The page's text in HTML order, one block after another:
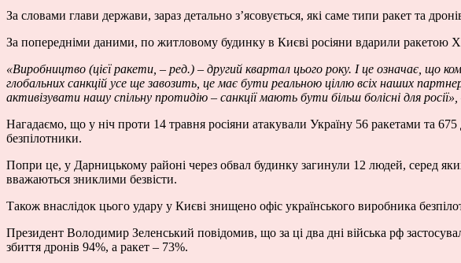
За словами глави держави, зараз детально з’ясовується, які саме типи ракет та
За попередніми даними, по житловому будинку в Києві росіяни вдарили ракетою
«Виробництво (цієї ракети, – ред.) – другий квартал цього року. І це означає, що
глобальних санкцій усе ще завозить, це має бути реальною ціллю всіх наших
активізувати нашу спільну протидію – санкції мають бути більш болісні для росії»,
Нагадаємо, що у ніч проти 14 травня росіяни атакували Україну 56 ракетами та
безпілотники.
Попри це, у Дарницькому районі через обвал будинку загинули 12 людей, серед
вважаються зниклими безвісти.
Також внаслідок цього удару у Києві знищено офіс українського виробника
Президент Володимир Зеленський повідомив, що за ці два дні війська рф
збиття дронів 94%, а ракет – 73%.